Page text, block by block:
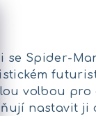
se Spider-
volbou
nastavit